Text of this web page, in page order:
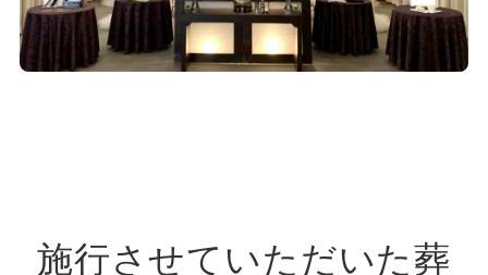
施行させていただいた葬